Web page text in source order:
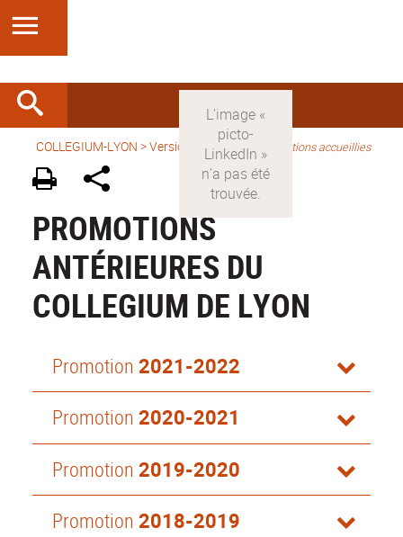
COLLEGIUM-LYON >Version française> Promotions accueillies
PROMOTIONS
ANTÉRIEURES DU
COLLEGIUM DE LYON
Promotion 2021-2022
Promotion 2020-2021
Promotion 2019-2020
Promotion 2018-2019